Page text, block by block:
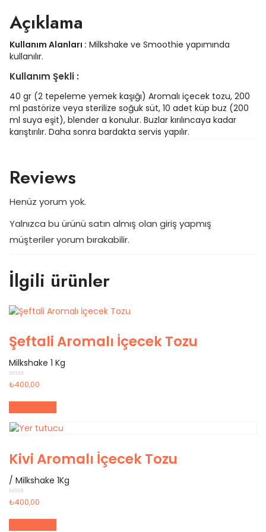
Açıklama
Kullanım Alanları : Milkshake ve Smoothie yapımında
kullanılır.
Kullanım Şekli :
40 gr (2 tepeleme yemek kaşığı) Aromalı içecek tozu, 200
ml pastörize veya sterilize soğuk süt, 10 adet küp buz (200
ml suya eşit), blender a konulur. Buzlar kırılıncaya kadar
karıştırılır. Daha sonra bardakta servis yapılır.
Reviews
Henüz yorum yok.
Yalnızca bu ürünü satın almış olan giriş yapmış
müşteriler yorum bırakabilir.
İlgili ürünler
Şeftali Aromalı İçecek Tozu
Milkshake 1 Kg
5
üzerinden
aldı
₺400,00
Kivi Aromalı İçecek Tozu
/ Milkshake 1Kg
5
üzerinden
aldı
₺400,00